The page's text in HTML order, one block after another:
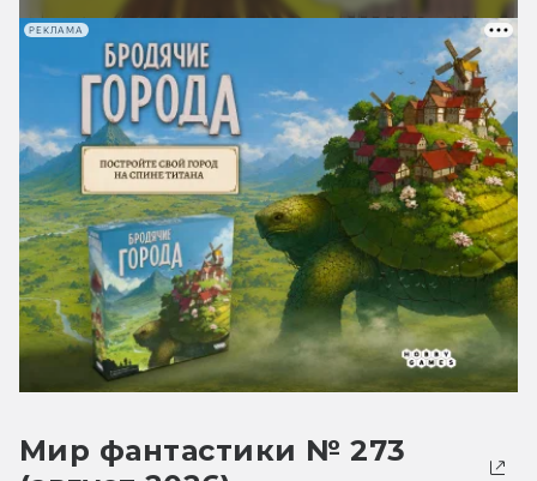
РЕКЛАМА
Мир фантастики № 273